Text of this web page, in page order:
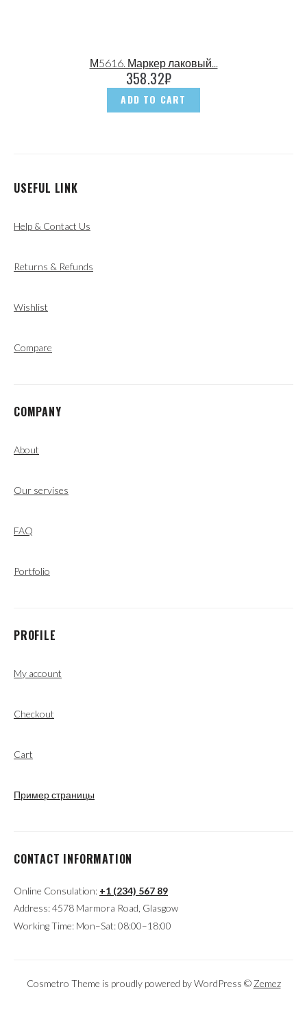
М5616. Маркер лаковый...
358.32₽
ADD TO CART
USEFUL LINK
Help & Contact Us
Returns & Refunds
Wishlist
Compare
COMPANY
About
Our servises
FAQ
Portfolio
PROFILE
My account
Checkout
Cart
Пример страницы
CONTACT INFORMATION
Online Consulation: +1 (234) 567 89
Address: 4578 Marmora Road, Glasgow
Working Time: Mon–Sat: 08:00–18:00
Cosmetro Theme is proudly powered by WordPress © Zemez